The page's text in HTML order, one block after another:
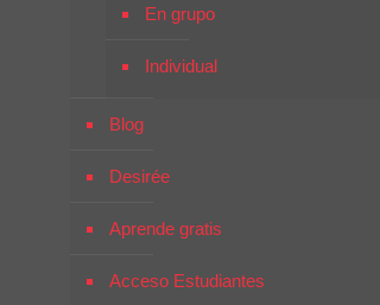
En grupo
Individual
Blog
Desirée
Aprende gratis
Acceso Estudiantes